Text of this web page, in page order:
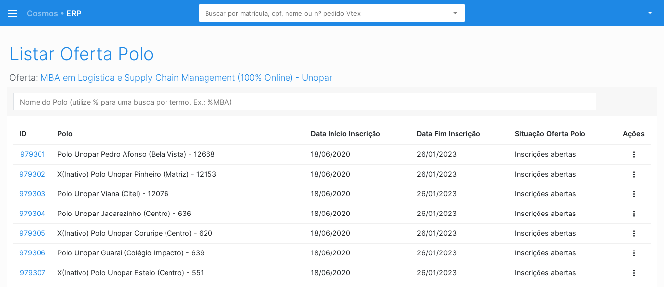
Retornar a página Inicial
Cosmos • ERP
Listar Oferta Polo
Oferta: MBA em Logística e Supply Chain Management (100% Online) - Unopar
ID Polo Data Início Inscrição Data Fim Inscrição Situação Oferta Polo Ações
979301 Polo Unopar Pedro Afonso (Bela Vista) - 12668 18/06/2020 26/01/2023 Inscrições abertas more_vert
979302 X(Inativo) Polo Unopar Pinheiro (Matriz) - 12153 18/06/2020 26/01/2023 Inscrições abertas more_vert
979303 Polo Unopar Viana (Citel) - 12076 18/06/2020 26/01/2023 Inscrições abertas more_vert
979304 Polo Unopar Jacarezinho (Centro) - 636 18/06/2020 26/01/2023 Inscrições abertas more_vert
979305 X(Inativo) Polo Unopar Coruripe (Centro) - 620 18/06/2020 26/01/2023 Inscrições abertas more_vert
979306 Polo Unopar Guarai (Colégio Impacto) - 639 18/06/2020 26/01/2023 Inscrições abertas more_vert
979307 X(Inativo) Polo Unopar Esteio (Centro) - 551 18/06/2020 26/01/2023 Inscrições abertas more_vert